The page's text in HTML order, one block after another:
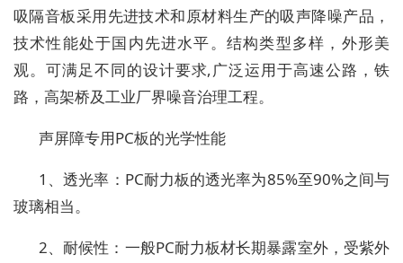
吸隔音板采用先进技术和原材料生产的吸声降噪产品，
技术性能处于国内先进水平。结构类型多样，外形美
观。可满足不同的设计要求,广泛运用于高速公路，铁
路，高架桥及工业厂界噪音治理工程。
声屏障专用PC板的光学性能
1、透光率：PC耐力板的透光率为85%至90%之间与
玻璃相当。
2、耐候性：一般PC耐力板材长期暴露室外，受紫外